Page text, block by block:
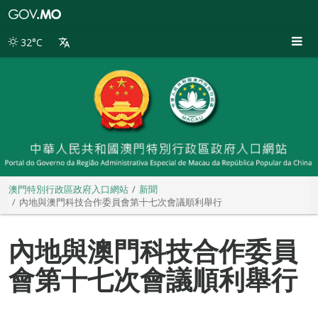
別
32°C
澳門特別行政區政府入口網站
新聞
內地與澳門科技合作委員會第十七次會議順利舉行
內地與澳門科技合作委員
會第十七次會議順利舉行